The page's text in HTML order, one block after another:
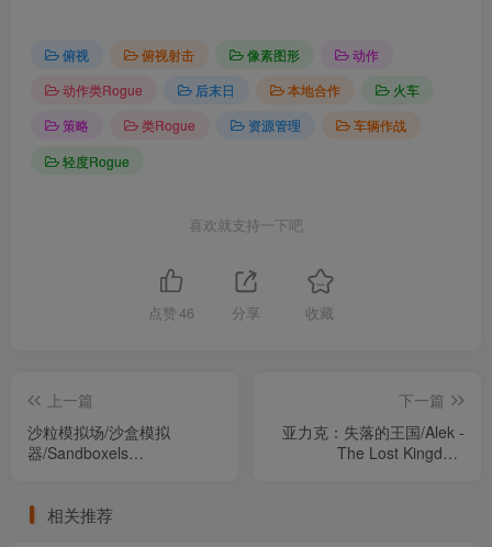
俯视 俯视射击 像素图形
动作
动作类Rogue
后末日 本地合作
火车
策略
类Rogue 资源管理
车辆作战
轻度Rogue
喜欢就支持一下吧
点赞 46 分享 收藏
上一篇
沙粒模拟场/沙盒模拟
器/Sandboxels
下一篇
亚力克：失落的王国/Alek -
The Lost Kingdom
相关推荐